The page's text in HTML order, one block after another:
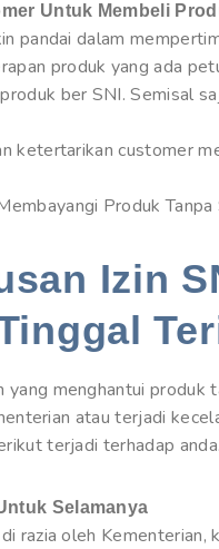
Untuk Membeli
pandai dalam
produk yang ada
ber SNI. Semisal
ketertarikan customer
Produk Tanpa
Izin
menghantui produk
atau terjadi
terjadi terhadap
Selamanya
razia oleh